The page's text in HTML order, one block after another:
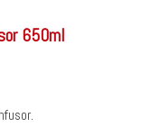
650ml